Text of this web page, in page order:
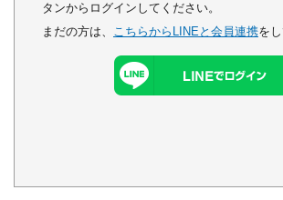
タンからログインしてください。
まだの方は、 こちらからLINEと会員連携を